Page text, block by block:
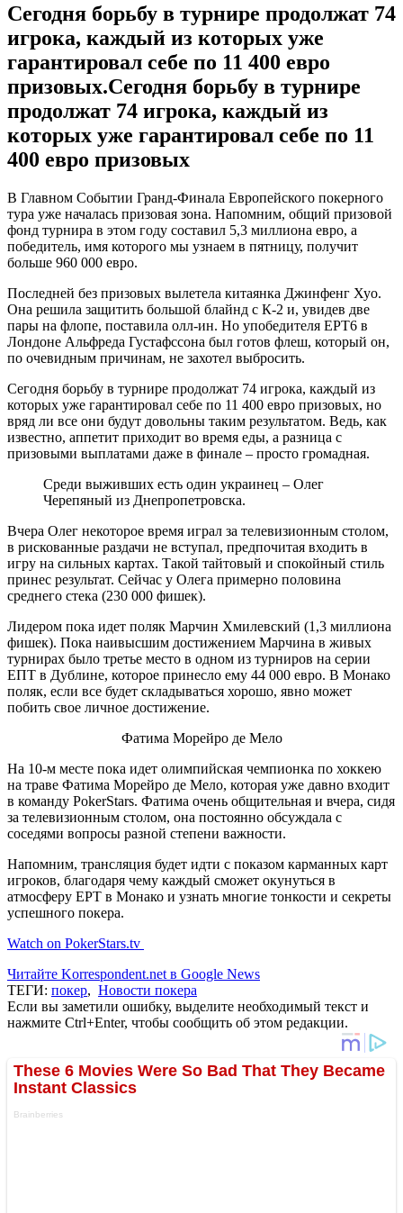
Сегодня борьбу в турнире продолжат 74
игрока, каждый из которых уже
гарантировал себе по 11 400 евро
призовых.Сегодня борьбу в турнире
продолжат 74 игрока, каждый из
которых уже гарантировал себе по 11
400 евро призовых
В Главном Событии Гранд-Финала Европейского покерного
тура уже началась призовая зона. Напомним, общий призовой
фонд турнира в этом году составил 5,3 миллиона евро, а
победитель, имя которого мы узнаем в пятницу, получит
больше 960 000 евро.
Последней без призовых вылетела китаянка Джинфенг Хуо.
Она решила защитить большой блайнд с К-2 и, увидев две
пары на флопе, поставила олл-ин. Но упобедителя ЕРТ6 в
Лондоне Альфреда Густафссона был готов флеш, который он,
по очевидным причинам, не захотел выбросить.
Сегодня борьбу в турнире продолжат 74 игрока, каждый из
которых уже гарантировал себе по 11 400 евро призовых, но
вряд ли все они будут довольны таким результатом. Ведь, как
известно, аппетит приходит во время еды, а разница с
призовыми выплатами даже в финале – просто громадная.
Среди выживших есть один украинец – Олег
Черепяный из Днепропетровска.
Вчера Олег некоторое время играл за телевизионным столом,
в рискованные раздачи не вступал, предпочитая входить в
игру на сильных картах. Такой тайтовый и спокойный стиль
принес результат. Сейчас у Олега примерно половина
среднего стека (230 000 фишек).
Лидером пока идет поляк Марчин Хмилевский (1,3 миллиона
фишек). Пока наивысшим достижением Марчина в живых
турнирах было третье место в одном из турниров на серии
ЕПТ в Дублине, которое принесло ему 44 000 евро. В Монако
поляк, если все будет складываться хорошо, явно может
побить свое личное достижение.
Фатима Морейро де Мело
На 10-м месте пока идет олимпийская чемпионка по хоккею
на траве Фатима Морейро де Мело, которая уже давно входит
в команду PokerStars. Фатима очень общительная и вчера, сидя
за телевизионным столом, она постоянно обсуждала с
соседями вопросы разной степени важности.
Напомним, трансляция будет идти с показом карманных карт
игроков, благодаря чему каждый сможет окунуться в
атмосферу ЕРТ в Монако и узнать многие тонкости и секреты
успешного покера.
Watch on PokerStars.tv
Читайте Korrespondent.net в Google News
ТЕГИ: покер, Новости покера
Если вы заметили ошибку, выделите необходимый текст и
нажмите Ctrl+Enter, чтобы сообщить об этом редакции.